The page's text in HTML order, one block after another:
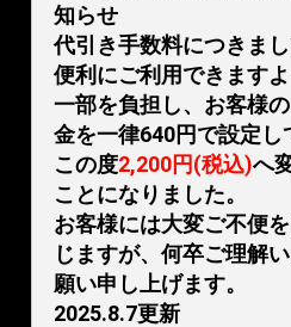
知らせ
代引き手数料につきま
便利にご利用できます
一部を負担し、お客様
金を一律640円で設定し
この度2,200円(税込)へ
ことになりました。
お客様には大変ご不便
じますが、何卒ご理解
願い申し上げます。
2025.8.7更新